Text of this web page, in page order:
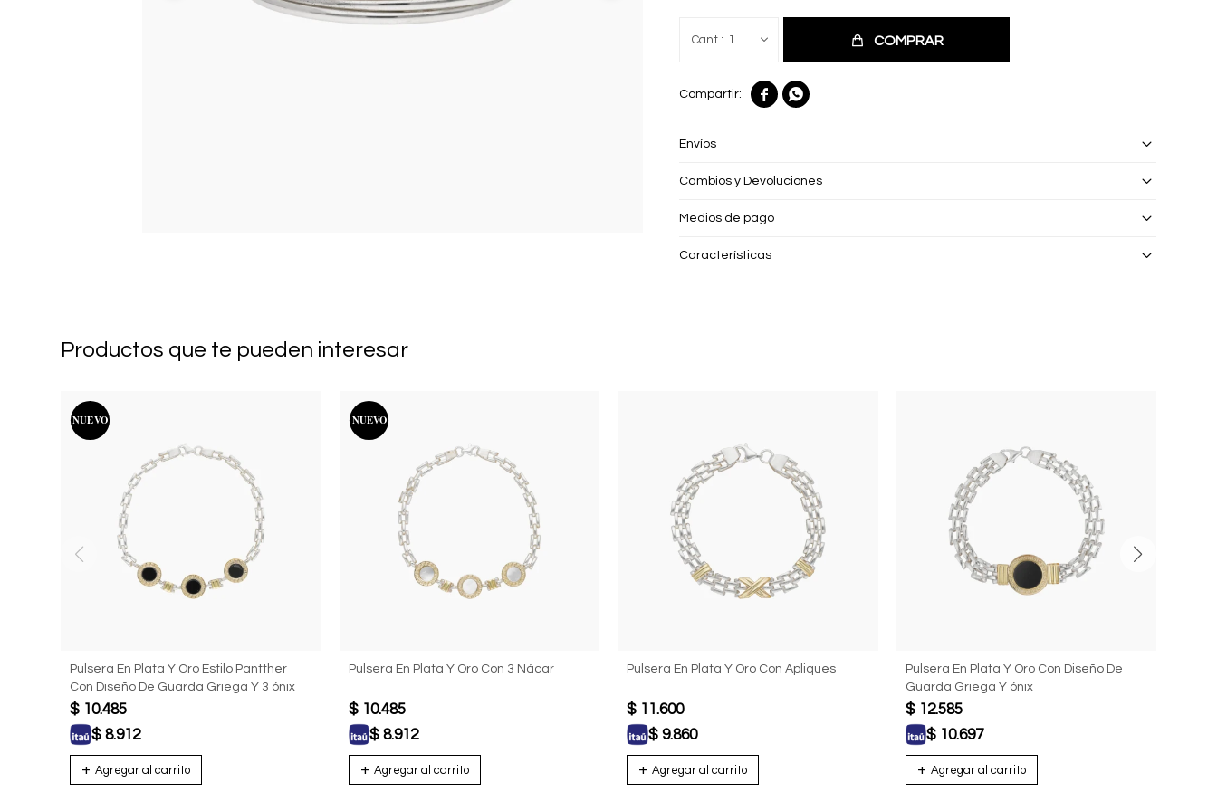
1 COMPRAR
 
Envíos
Cambios y Devoluciones
Medios de pago
Características
Productos que te pueden interesar
Pulsera En Plata Y Oro Estilo Pantther
Con Diseño De Guarda Griega Y 3 ónix
$ 10.485
$ 8.912
Pulsera En Plata Y Oro Con 3 Nácar
$ 10.485
$ 8.912
Pulsera En Plata Y Oro Con Apliques
$ 11.600
$ 9.860
Pulsera En Plata Y Oro Con Diseño De
Guarda Griega Y ónix
$ 12.585
$ 10.697